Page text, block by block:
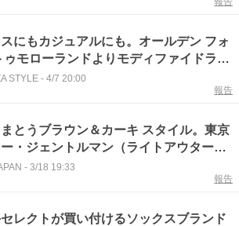
スにもカジュアルにも。オールデン フォ
ゥモローランドよりモディファイドラス
の別注パンチドキャップトゥが登場!!
STYLE - 4/7 20:00
報告
とうブラウン＆カーキ スタイル。東京
・ジェントルマン（ライトアウター
川辺圭一郎
- 3/18 19:33
報告
レクトが買い付けるソックスブランド